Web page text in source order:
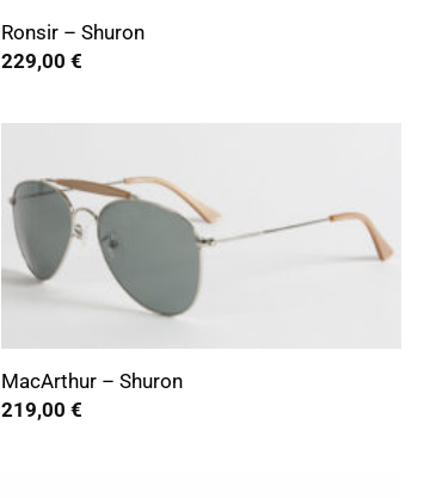
Ronsir – Shuron
229,00 €
MacArthur – Shuron
219,00 €